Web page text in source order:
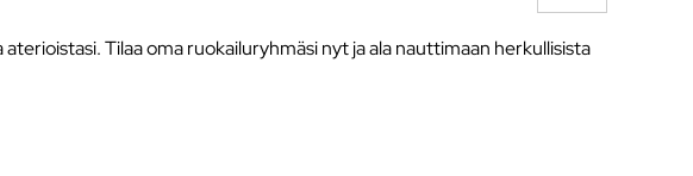
Tilaa oma ruokailuryhmäsi nyt ja ala nauttimaan herkullisista